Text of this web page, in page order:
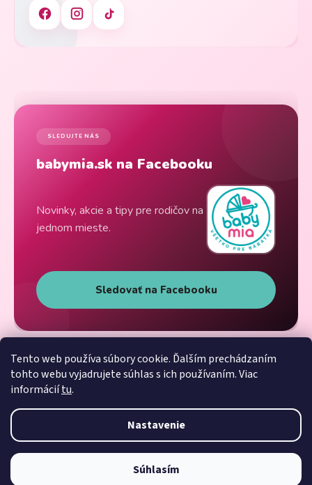
Tento web používa súbory cookie. Ďalším prechádzaním
tohto webu vyjadrujete súhlas s ich používaním. Viac
informáciítu.
Nastavenie
Súhlasím
SLEDUJTE NÁS
babymia.sk na Facebooku
Novinky, akcie a tipy pre rodičov na
jednom mieste.
Sledovať na Facebooku
Vytvoril Shoptet